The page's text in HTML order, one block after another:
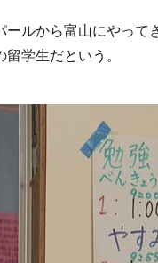
ールから富山にやっ
学生だという。